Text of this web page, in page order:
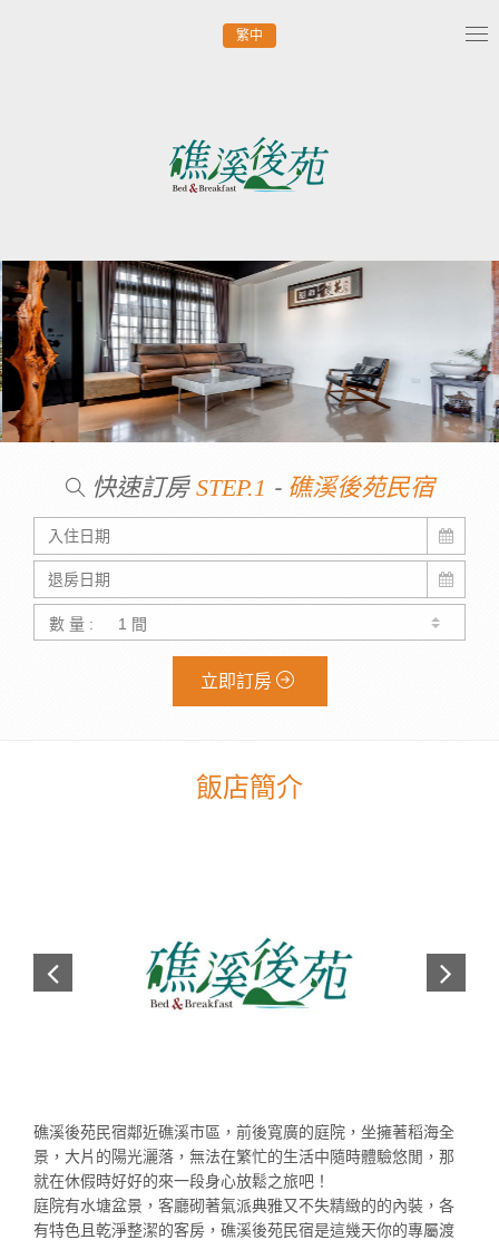
繁中
快速訂房 STEP.1 - 礁溪後苑民宿
數 量 :
立即訂房
飯店簡介
礁溪後苑民宿鄰近礁溪市區，前後寬廣的庭院，坐擁著稻海全
景，大片的陽光灑落，無法在繁忙的生活中隨時體驗悠閒，那
就在休假時好好的來一段身心放鬆之旅吧！
庭院有水塘盆景，客廳砌著氣派典雅又不失精緻的的內裝，各
有特色且乾淨整潔的客房，礁溪後苑民宿是這幾天你的專屬渡